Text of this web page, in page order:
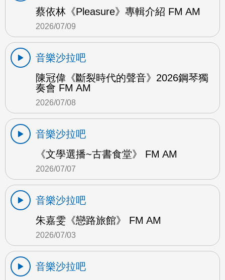
蔡依林《Pleasure》專輯介紹 FM AM
2026/07/09
音樂沙拉吧
陳冠偉《斷裂時代的聲音》2026鋼琴獨
奏會 FM AM
2026/07/08
音樂沙拉吧
《文學選播~古書食堂》 FM AM
2026/07/07
音樂沙拉吧
朱嘉雯《戀路旅館》 FM AM
2026/07/03
音樂沙拉吧